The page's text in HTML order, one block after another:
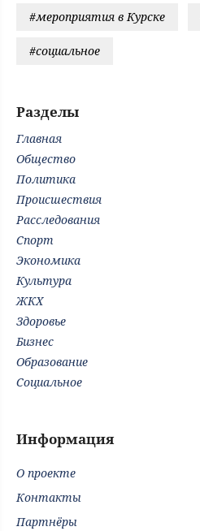
#мероприятия в Курске
#социальное
Разделы
Главная
Общество
Политика
Происшествия
Расследования
Спорт
Экономика
Культура
ЖКХ
Здоровье
Бизнес
Образование
Социальное
Информация
О проекте
Контакты
Партнёры